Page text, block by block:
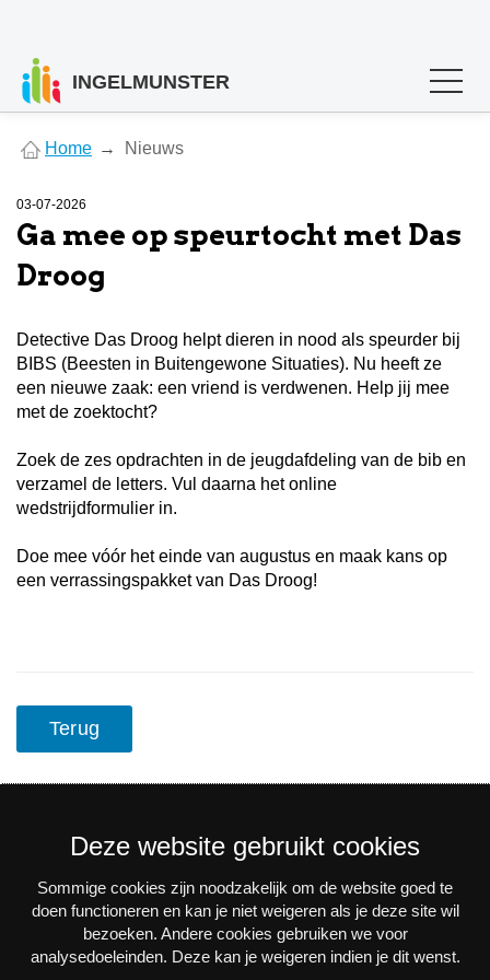
INGELMUNSTER
are
Home Nieuws
03-07-2026
Ga mee op speurtocht met Das
Droog
Detective Das Droog helpt dieren in nood als speurder bij
BIBS (Beesten in Buitengewone Situaties). Nu heeft ze
een nieuwe zaak: een vriend is verdwenen. Help jij mee
met de zoektocht?
Zoek de zes opdrachten in de jeugdafdeling van de bib en
verzamel de letters. Vul daarna het online
wedstrijdformulier in.
Doe mee vóór het einde van augustus en maak kans op
een verrassingspakket van Das Droog!
Terug
Nieuwsbrief
Via e-mail op de hoogte blijven van alle nieuws en
activiteiten? Schrijf je in voor onze interessante
Deze website gebruikt cookies
Sommige cookies zijn noodzakelijk om de website goed te
doen functioneren en kan je niet weigeren als je deze site wil
bezoeken. Andere cookies gebruiken we voor
analysedoeleinden. Deze kan je weigeren indien je dit wenst.